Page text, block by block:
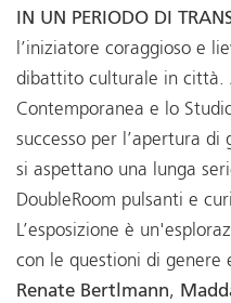
IN UN PERIODO DI
l’iniziatore coraggioso e
dibattito culturale in città.
Contemporanea e lo
successo per l’apertura
si aspettano una lunga
DoubleRoom pulsanti e
L’esposizione è
con le questioni di genere
Renate Bertlmann,